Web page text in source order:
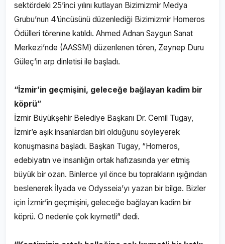
sektördeki 25’inci yılını kutlayan Bizimizmir Medya
Grubu’nun 4’üncüsünü düzenlediği Bizimizmir Homeros
Ödülleri törenine katıldı. Ahmed Adnan Saygun Sanat
Merkezi’nde (AASSM) düzenlenen tören, Zeynep Duru
Güleç’in arp dinletisi ile başladı.
“İzmir’in geçmişini, geleceğe bağlayan kadim bir
köprü”
İzmir Büyükşehir Belediye Başkanı Dr. Cemil Tugay,
İzmir’e aşık insanlardan biri olduğunu söyleyerek
konuşmasına başladı. Başkan Tugay, “Homeros,
edebiyatın ve insanlığın ortak hafızasında yer etmiş
büyük bir ozan. Binlerce yıl önce bu toprakların ışığından
beslenerek İlyada ve Odysseia’yı yazan bir bilge. Bizler
için İzmir’in geçmişini, geleceğe bağlayan kadim bir
köprü. O nedenle çok kıymetli” dedi.